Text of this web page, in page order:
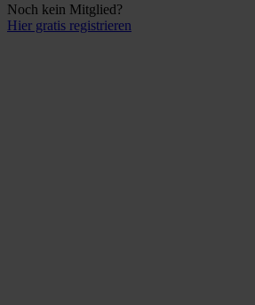
Noch kein Mitglied?
Hier gratis registrieren